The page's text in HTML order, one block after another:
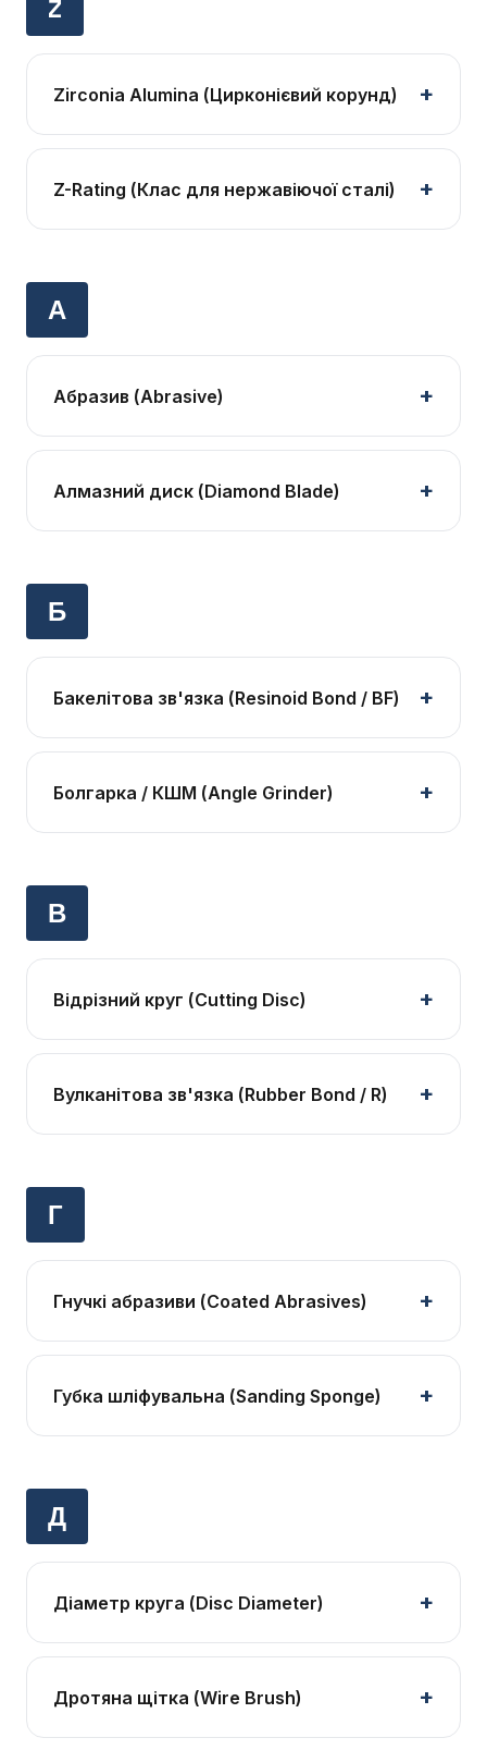
Z
Zirconia Alumina (Цирконієвий корунд)
Z-Rating (Клас для нержавіючої сталі)
А
Абразив (Abrasive)
Алмазний диск (Diamond Blade)
Б
Бакелітова зв'язка (Resinoid Bond / BF)
Болгарка / КШМ (Angle Grinder)
В
Відрізний круг (Cutting Disc)
Вулканітова зв'язка (Rubber Bond / R)
Г
Гнучкі абразиви (Coated Abrasives)
Губка шліфувальна (Sanding Sponge)
Д
Діаметр круга (Disc Diameter)
Дротяна щітка (Wire Brush)